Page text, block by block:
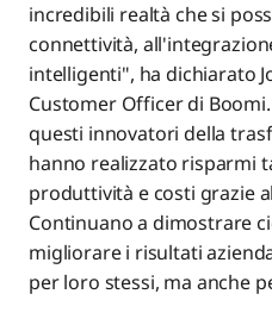
incredibili realtà che si
connettività,
intelligenti", ha dichiarato
Customer Officer di
questi innovatori della
hanno realizzato risparmi
produttività e costi grazie
Continuano a dimostrare
migliorare i risultati
per loro stessi, ma anche